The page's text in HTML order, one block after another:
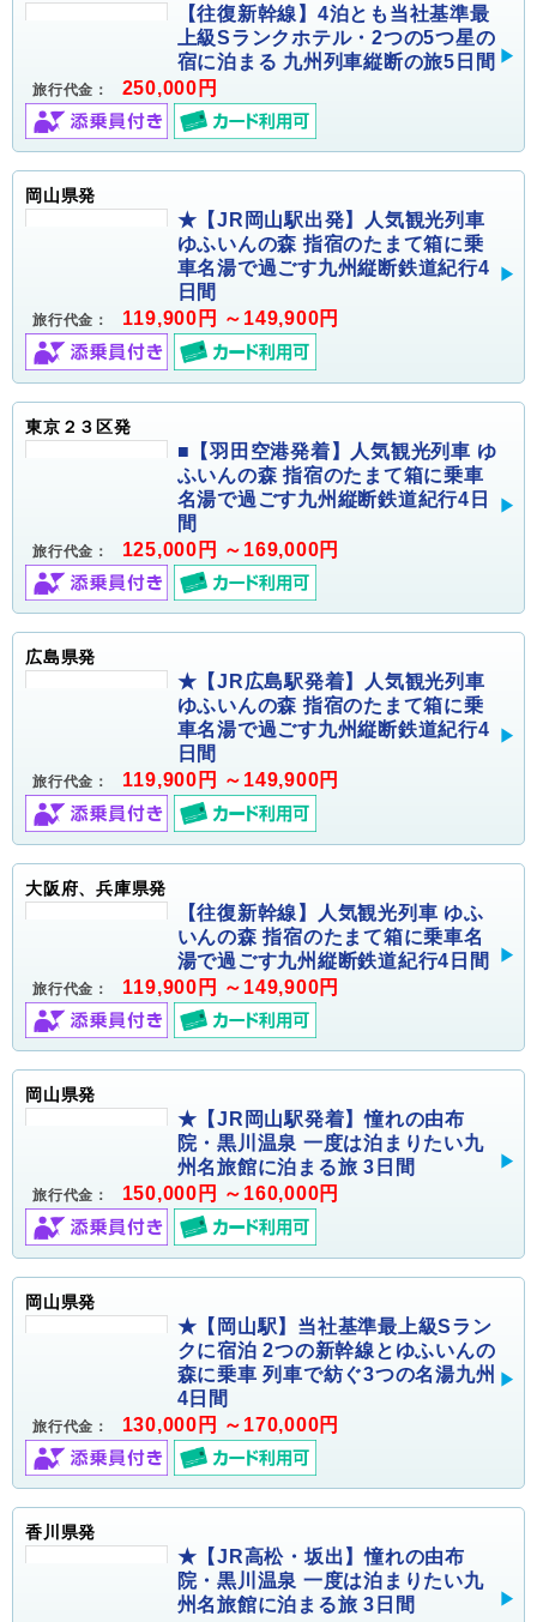
【往復新幹線】4泊とも当社基準最
上級Sランクホテル・2つの5つ星の
宿に泊まる 九州列車縦断の旅5日間
旅行代金： 250,000円
岡山県発
★【JR岡山駅出発】人気観光列車
ゆふいんの森 指宿のたまて箱に乗
車名湯で過ごす九州縦断鉄道紀行4
日間
旅行代金： 119,900円 ～149,900円
東京２３区発
■【羽田空港発着】人気観光列車 ゆ
ふいんの森 指宿のたまて箱に乗車
名湯で過ごす九州縦断鉄道紀行4日
間
旅行代金： 125,000円 ～169,000円
広島県発
★【JR広島駅発着】人気観光列車
ゆふいんの森 指宿のたまて箱に乗
車名湯で過ごす九州縦断鉄道紀行4
日間
旅行代金： 119,900円 ～149,900円
大阪府、兵庫県発
【往復新幹線】人気観光列車 ゆふ
いんの森 指宿のたまて箱に乗車名
湯で過ごす九州縦断鉄道紀行4日間
旅行代金： 119,900円 ～149,900円
岡山県発
★【JR岡山駅発着】憧れの由布
院・黒川温泉 一度は泊まりたい九
州名旅館に泊まる旅 3日間
旅行代金： 150,000円 ～160,000円
岡山県発
★【岡山駅】当社基準最上級Sラン
クに宿泊 2つの新幹線とゆふいんの
森に乗車 列車で紡ぐ3つの名湯九州
4日間
旅行代金： 130,000円 ～170,000円
香川県発
★【JR高松・坂出】憧れの由布
院・黒川温泉 一度は泊まりたい九
州名旅館に泊まる旅 3日間